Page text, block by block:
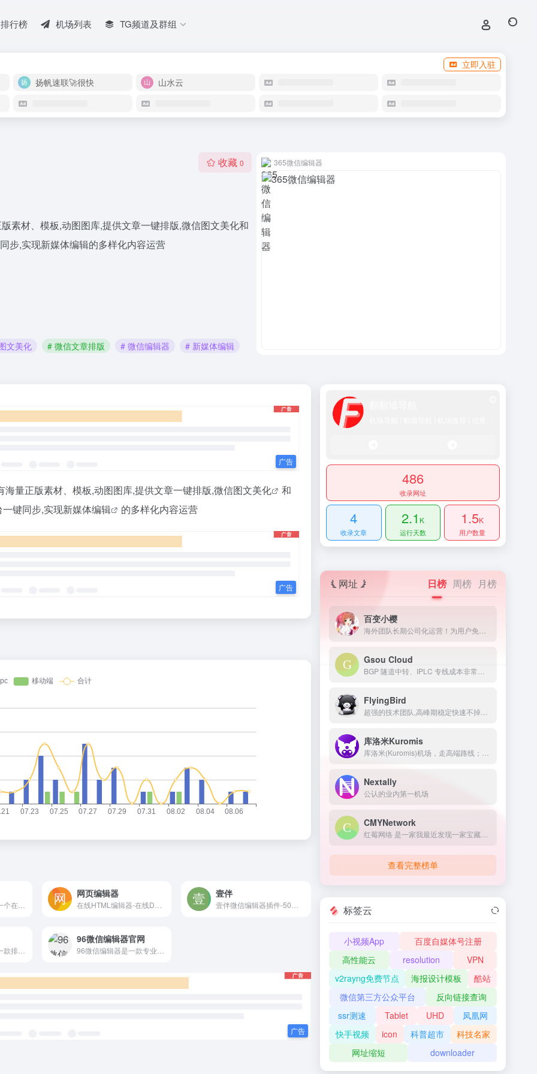
排行榜 机场列表 TG频道及群组
立即入驻
扬帆速联🚀很快
山水云
收藏 0
素材、模板,动图图库,提供文章一键排版,微信图文美化和
步,实现新媒体编辑的多样化内容运营
文美化 # 微信文章排版 # 微信编辑器 # 新媒体编辑
365微信编辑器
海量正版素材、模板,动图图库,提供文章一键排版,微信图文美化
和
键同步,实现新媒体编辑 的多样化内容运营
网页编辑器 壹伴
微信编辑器i排版是一款排版效率高、界面简洁、样式原创设计的微信排版工具，支持全文编辑，实时预览、一键样式、一键添加签名的微信图文编辑器。短短三分钟，排好一篇微信图文。
96微信编辑器官网
486
收录网址
4
收录文章
2.1 K
运行天数
1.5K
用户数量
网址 日榜 周榜 月榜
百变小樱
Gsou Cloud
FlyingBird
库洛米Kuromis
Nextally
公认的业内第一机场
CMYNetwork
查看完整榜单
标签云
小视频App
百度自媒体号注册
高性能云
resolution
VPN
v2rayng免费节点
海报设计模板
酷站
微信第三方公众平台
反向链接查询
ssr测速
Tablet UHD
凤凰网
快手视频
icon 科普超市
科技名家
网址缩短
downloader